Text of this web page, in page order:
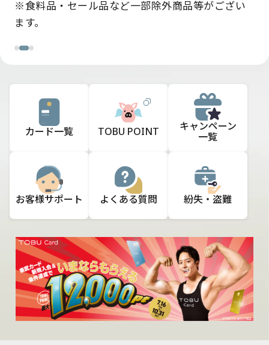
※条件達成に応じて付与ポイントを加算。最大で
12,000ptプレゼント。
※食料品・セール品など一部除外商品等がござい
ます。
毎日の通勤・通学がさらにおトクに。
カード一覧 TOBU POINT
キャンペーン
一覧
お客様サポート よくある質問 紛失・盗難